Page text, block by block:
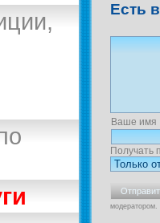
Есть
Ваше имя
Получать
модератором.